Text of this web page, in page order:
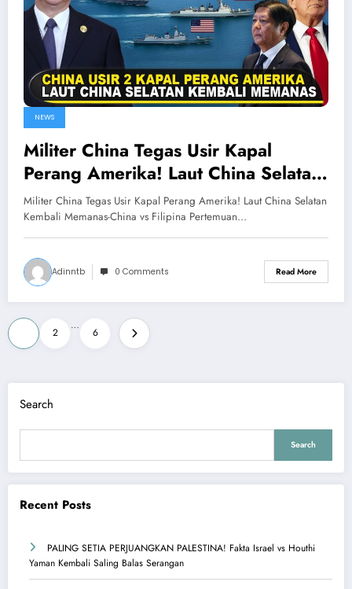
NEWS
Militer China Tegas Usir Kapal
Perang Amerika! Laut China Selatan
Kembali Memanas-China vs Filipina
Militer China Tegas Usir Kapal Perang Amerika! Laut China Selatan
Kembali Memanas-China vs Filipina Pertemuan…
Adinntb 0 Comments Read More
Posts
pagination
2
…
6
Search
Search
Recent Posts
PALING SETIA PERJUANGKAN PALESTINA! Fakta Israel vs Houthi
Yaman Kembali Saling Balas Serangan